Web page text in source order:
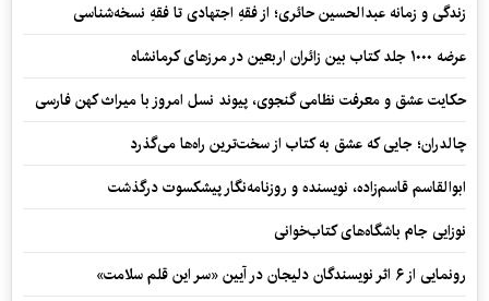
زندگی و زمانه عبدالحسین حائری؛ از فقهِ اجتهادی تا فقهِ نسخه‌شناسی
عرضه ۱۰۰۰ جلد کتاب بین زائران اربعین در مرزهای کرمانشاه
حکایت عشق و معرفت نظامی گنجوی، پیوند نسل امروز با میراث کهن فارسی
چالدران؛ جایی که عشق به کتاب از سخت‌ترین راه‌ها می‌گذرد
ابوالقاسم قاسم‌زاده، نویسنده و روزنامه‌نگار پیشکسوت درگذشت
نوزایی جام باشگاه‌های کتاب‌خوانی
رونمایی از ۶ اثر نویسندگان دلیجان در آیین «سر این قلم سلامت»